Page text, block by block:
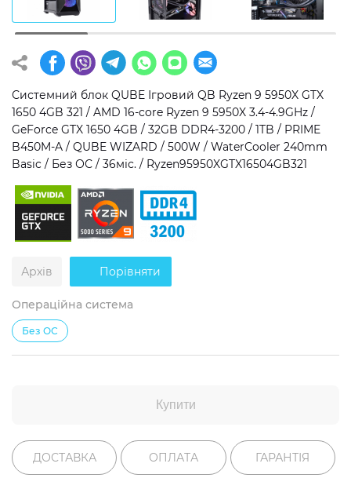
Операційна система
Windows 11 Home
Windows 11 Pro
Без ОС
Тип накопичувача
SSD
HDD
SSD + HDD
Додатково
RGB-підсвічування
Розблокований множник CPU
Надшвидкий M.2 SSD NVME
Системний блок QUBE Ігровий QB Ryzen 9 5950X GTX
1650 4GB 321 / AMD 16-core Ryzen 9 5950X 3.4-4.9GHz /
GeForce GTX 1650 4GB / 32GB DDR4-3200 / 1TB / PRIME
B450M-A / QUBE WIZARD / 500W / WaterCooler 240mm
Basic / Без ОС / 36міс. / Ryzen95950XGTX16504GB321
Архів Порівняти
Операційна система
Без ОС
Купити
ДОСТАВКА ОПЛАТА ГАРАНТІЯ